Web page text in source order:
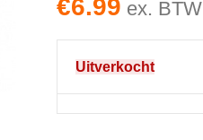
€6.99 ex. BTW
Uitverkocht